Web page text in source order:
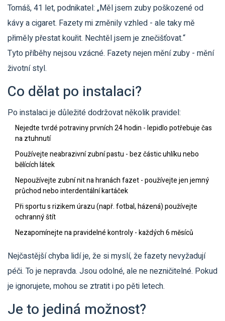
Tomáš, 41 let, podnikatel: „Měl jsem zuby poškozené od
kávy a cigaret. Fazety mi změnily vzhled - ale taky mě
přiměly přestat kouřit. Nechtěl jsem je znečišťovat.“
Tyto příběhy nejsou vzácné. Fazety nejen mění zuby - mění
životní styl.
Co dělat po instalaci?
Po instalaci je důležité dodržovat několik pravidel:
Nejedte tvrdé potraviny prvních 24 hodin - lepidlo potřebuje čas
na ztuhnutí
Používejte neabrazivní zubní pastu - bez částic uhlíku nebo
bělících látek
Nepoužívejte zubní nit na hranách fazet - používejte jen jemný
průchod nebo interdentální kartáček
Při sportu s rizikem úrazu (např. fotbal, házená) používejte
ochranný štít
Nezapomínejte na pravidelné kontroly - každých 6 měsíců
Nejčastější chyba lidí je, že si myslí, že fazety nevyžadují
péči. To je nepravda. Jsou odolné, ale ne nezničitelné. Pokud
je ignorujete, mohou se ztratit i po pěti letech.
Je to jediná možnost?